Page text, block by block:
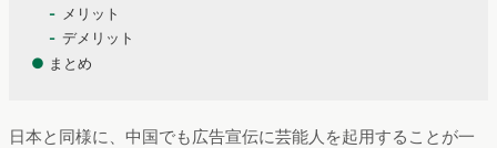
メリット
デメリット
● まとめ
日本と同様に、中国でも広告宣伝に芸能人を起用することが一